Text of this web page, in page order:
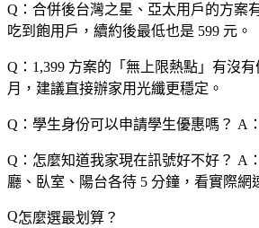
Q：合併後台灣之星、亞太用戶的方案
吃到飽用戶，續約後最低也是 599 元。
Q：1,399 方案的「無上限熱點」有沒有
月，建議直接辦家用光纖更穩定。
Q：學生身份可以申請學生優惠嗎？ A
Q：怎麼知道我家現在訊號好不好？ A
廳、臥室、陽台各待 5 分鐘，看實際網
怎麼選最划算？